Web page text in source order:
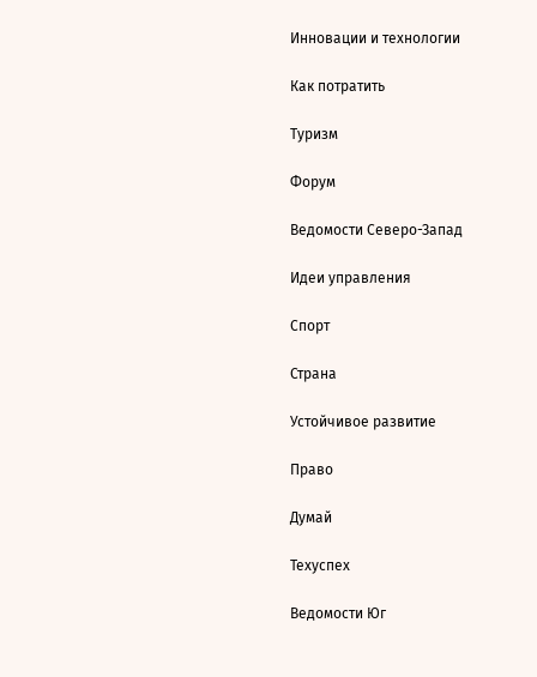
Инновации и технологии
Как потратить
Туризм
Форум
Ведомости Северо-Запад
Идеи управления
Спорт
Страна
Устойчивое развитие
Право
Думай
Техуспех
Ведомости Юг